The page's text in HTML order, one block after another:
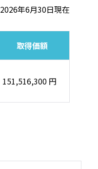
2026年6月30日現在
取得価額
151,516,300 円